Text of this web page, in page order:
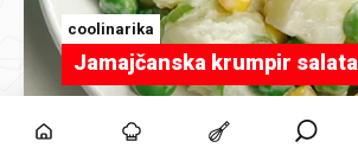
coolinarika
Jamajčanska krumpir salata